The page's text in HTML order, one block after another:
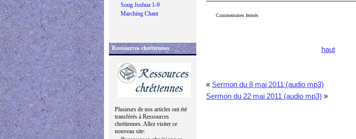
Song Joshua 1-9
Marching Chant
Ressources chrétiennes
Plusieurs de nos articles ont été
transférés à Ressources
chrétiennes. Allez visiter ce
nouveau site:
Commentaires fermés
haut
« Sermon du 8 mai 2011 (audio mp3)
Sermon du 22 mai 2011 (audio mp3) »